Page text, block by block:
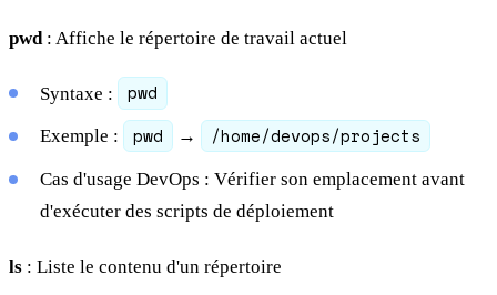
pwd : Affiche le répertoire de travail actuel
Syntaxe : pwd
Exemple : pwd → /home/devops/projects
Cas d'usage DevOps : Vérifier son emplacement avant
d'exécuter des scripts de déploiement
ls : Liste le contenu d'un répertoire